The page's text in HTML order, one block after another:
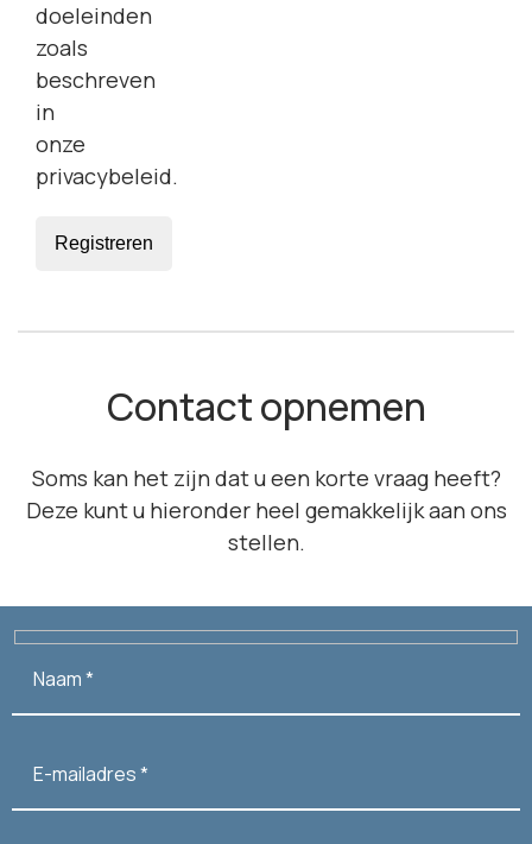
doeleinden
zoals
beschreven
in
onze
privacybeleid.
Registreren
Contact opnemen
Soms kan het zijn dat u een korte vraag heeft?
Deze kunt u hieronder heel gemakkelijk aan ons
stellen.